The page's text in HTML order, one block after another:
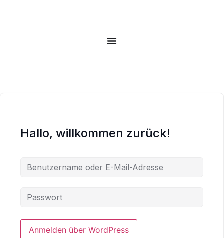
Hallo, willkommen zurück!